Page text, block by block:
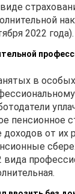
2022 года).
в
пенсионное
доходов от их
вида